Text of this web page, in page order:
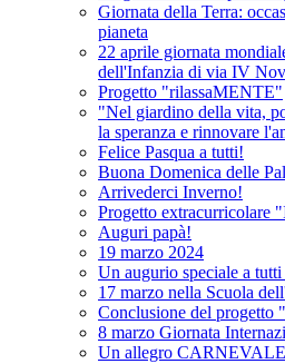
Giornata della Terra:
pianeta
22 aprile giornata
dell'Infanzia di via IV
Progetto "rilassaMENTE"
"Nel giardino della vita,
la speranza e rinnovare
Felice Pasqua a tutti!
Buona Domenica delle
Arrivederci Inverno!
Progetto extracurricolare
Auguri papà!
19 marzo 2024
Un augurio speciale a
17 marzo nella Scuola
Conclusione del
8 marzo Giornata
Un allegro